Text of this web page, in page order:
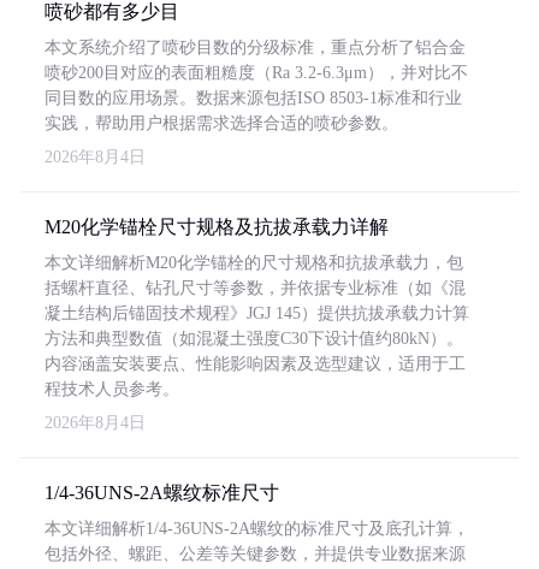
喷砂都有多少目
本文系统介绍了喷砂目数的分级标准，重点分析了铝合金
喷砂200目对应的表面粗糙度（Ra 3.2-6.3μm），并对比不
同目数的应用场景。数据来源包括ISO 8503-1标准和行业
实践，帮助用户根据需求选择合适的喷砂参数。
2026年8月4日
M20化学锚栓尺寸规格及抗拔承载力详解
本文详细解析M20化学锚栓的尺寸规格和抗拔承载力，包
括螺杆直径、钻孔尺寸等参数，并依据专业标准（如《混
凝土结构后锚固技术规程》JGJ 145）提供抗拔承载力计算
方法和典型数值（如混凝土强度C30下设计值约80kN）。
内容涵盖安装要点、性能影响因素及选型建议，适用于工
程技术人员参考。
2026年8月4日
1/4-36UNS-2A螺纹标准尺寸
本文详细解析1/4-36UNS-2A螺纹的标准尺寸及底孔计算，
包括外径、螺距、公差等关键参数，并提供专业数据来源